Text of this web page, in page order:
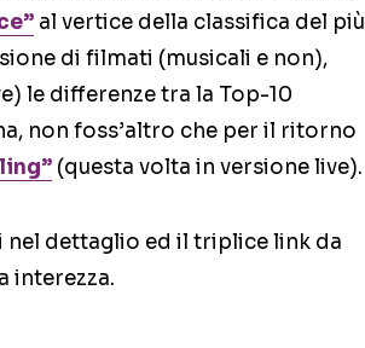
al vertice della classifica del più
di filmati (musicali e non),
le differenze tra la Top-10
non foss’altro che per il ritorno
(questa volta in versione live).
nel dettaglio ed il triplice link da
interezza.